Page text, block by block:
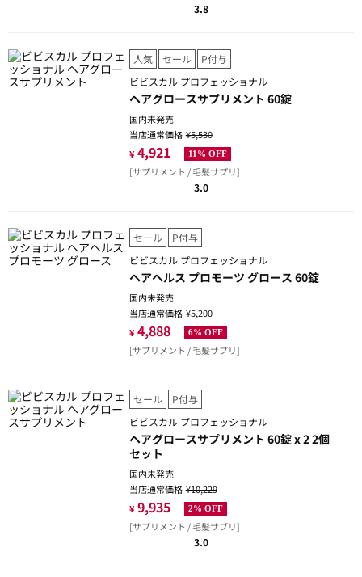
3.8
人気 セール
P付与
ビビスカル プロフェッショナル
ヘアグロースサプリメント 60錠
国内未発売
当店通常価格¥5,530
¥ 4,921 11% OFF
[サプリメント / 毛髪サプリ]
3.0
セール
P付与
ビビスカル プロフェッショナル
ヘアヘルス プロモーツ グロース 60錠
国内未発売
当店通常価格¥5,200
¥ 4,888 6% OFF
[サプリメント / 毛髪サプリ]
セール
P付与
ビビスカル プロフェッショナル
ヘアグロースサプリメント 60錠 x 2 2個
セット
国内未発売
当店通常価格¥10,229
¥ 9,935 2% OFF
[サプリメント / 毛髪サプリ]
3.0